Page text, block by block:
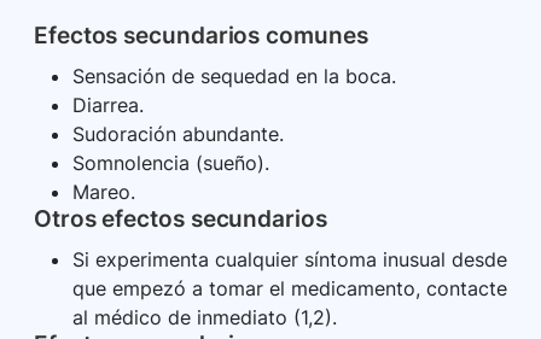
Efectos secundarios comunes
Sensación de sequedad en la boca.
Diarrea.
Sudoración abundante.
Somnolencia (sueño).
Mareo.
Otros efectos secundarios
Si experimenta cualquier síntoma inusual desde
que empezó a tomar el medicamento, contacte
al médico de inmediato (1,2).